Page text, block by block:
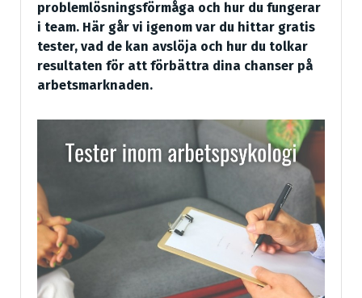
problemlösningsförmåga och hur du fungerar
i team. Här går vi igenom var du hittar gratis
tester, vad de kan avslöja och hur du tolkar
resultaten för att förbättra dina chanser på
arbetsmarknaden.